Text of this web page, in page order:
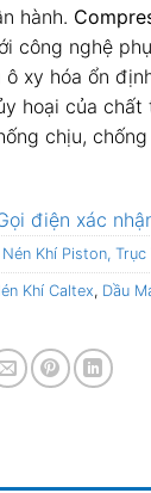
hành.
công nghệ
xy hóa ổn
hoại của
chịu,
điện xác
Khí Piston, Trục
Khí Caltex, Dầu